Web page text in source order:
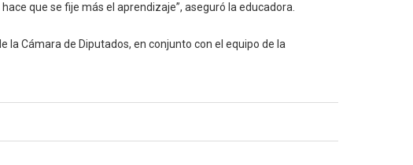
que se fije más el aprendizaje”, aseguró la educadora.
la Cámara de Diputados, en conjunto con el equipo de la